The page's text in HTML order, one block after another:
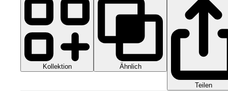
Kollektion Ähnlich
Teilen